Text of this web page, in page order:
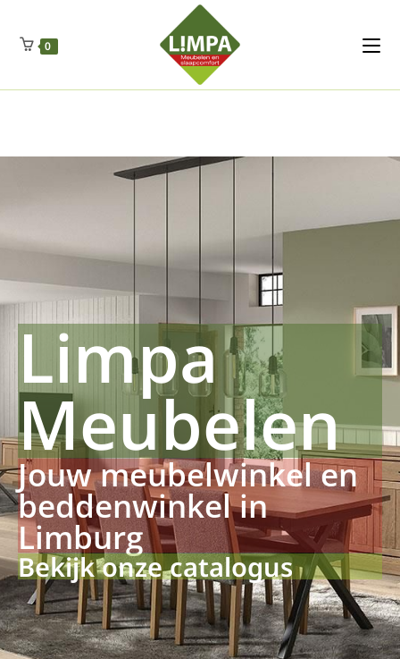
Regenschut
Drueckerpro
Fettsauren Dekemax Kapselmed
Luftkuhlen Zauberfan Netzfenste Insektensc
0
Limpa
Meubelen
Jouw meubelwinkel en
beddenwinkel in
Limburg
Bekijk onze catalogus